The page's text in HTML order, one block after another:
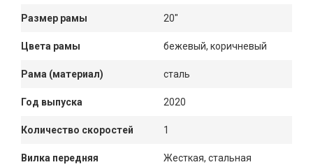
Размер рамы 20"
Цвета рамы бежевый, коричневый
Рама (материал) сталь
Год выпуска 2020
Количество скоростей 1
Вилка передняя Жесткая, стальная